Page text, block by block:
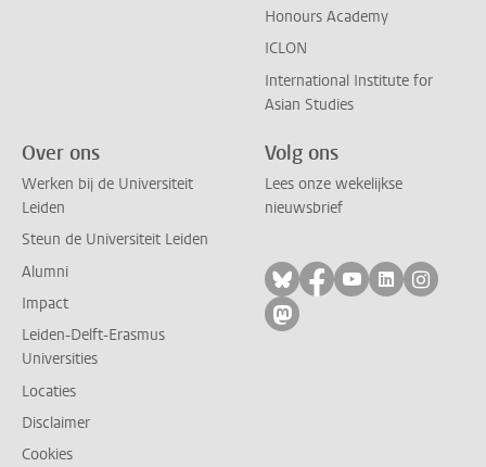
Honours Academy
ICLON
International Institute for
Asian Studies
Over ons
Werken bij de Universiteit
Leiden
Steun de Universiteit Leiden
Alumni
Impact
Leiden-Delft-Erasmus
Universities
Locaties
Disclaimer
Cookies
Volg ons
Lees onze wekelijkse
nieuwsbrief
Volg ons op bluesky
Volg ons op
Volg ons op
Volg ons
Volg
Volg ons op mastodon